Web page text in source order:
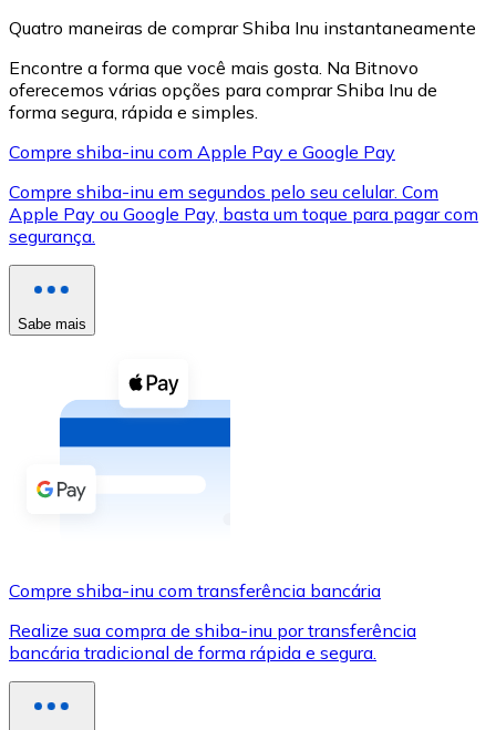
XRP
XRP
Ver tudo
Cupons cripto
Compre criptomoedas com dinheiro e outros
Comprar com dinheiro
Transferência SEPA
Use cartões Visa e Mastercard para comprar
Comprar com cartão
Quatro maneiras de comprar Shiba Inu instantaneamente
Encontre a forma que você mais gosta. Na Bitnovo
oferecemos várias opções para comprar Shiba Inu de
forma segura, rápida e simples.
Compre shiba-inu com Apple Pay e Google Pay
Compre shiba-inu em segundos pelo seu celular. Com
Apple Pay ou Google Pay, basta um toque para pagar com
segurança.
Sabe mais
Compre shiba-inu com transferência bancária
Realize sua compra de shiba-inu por transferência
bancária tradicional de forma rápida e segura.